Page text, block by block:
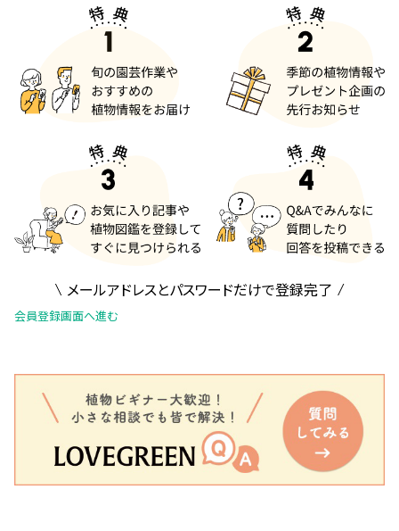
メールアドレスとパスワードだけで登録完了
会員登録画面へ進む